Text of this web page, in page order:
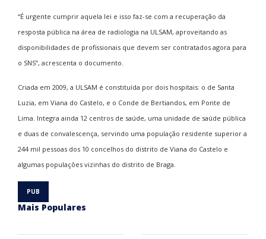
“É urgente cumprir aquela lei e isso faz-se com a recuperação da
resposta pública na área de radiologia na ULSAM, aproveitando as
disponibilidades de profissionais que devem ser contratados agora para
o SNS”, acrescenta o documento.
Criada em 2009, a ULSAM é constituída por dois hospitais: o de Santa
Luzia, em Viana do Castelo, e o Conde de Bertiandos, em Ponte de
Lima. Integra ainda 12 centros de saúde, uma unidade de saúde pública
e duas de convalescença, servindo uma população residente superior a
244 mil pessoas dos 10 concelhos do distrito de Viana do Castelo e
algumas populações vizinhas do distrito de Braga.
Mais Populares